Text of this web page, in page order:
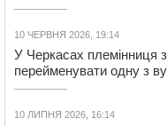
10 ЧЕРВНЯ 2026, 19:14
У Черкасах племінниця
перейменувати одну з
10 ЛИПНЯ 2026, 16:14